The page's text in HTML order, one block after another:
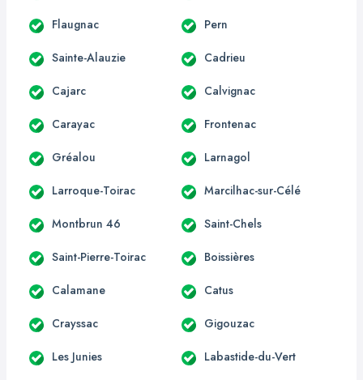
Flaugnac Pern
Sainte-Alauzie Cadrieu
Cajarc Calvignac
Carayac Frontenac
Gréalou Larnagol
Larroque-Toirac Marcilhac-sur-Célé
Montbrun 46 Saint-Chels
Saint-Pierre-Toirac Boissières
Calamane Catus
Crayssac Gigouzac
Les Junies Labastide-du-Vert